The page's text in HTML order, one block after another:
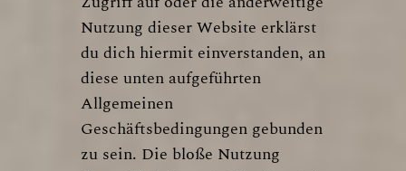
Nutzung dieser Website erklärst
du dich hiermit einverstanden, an
diese unten aufgeführten
Allgemeinen
Geschäftsbedingungen gebunden
zu sein. Die bloße Nutzung